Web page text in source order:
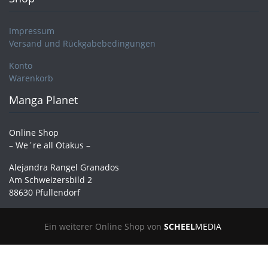
Impressum
Versand und Rückgabebedingungen
Konto
Warenkorb
Manga Planet
Online Shop
– We´re all Otakus –
Alejandra Rangel Granados
Am Schweizersbild 2
88630 Pfullendorf
Ein weiterer Online Shop von SCHEELMEDIA